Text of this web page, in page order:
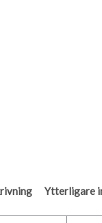
Ytterligare